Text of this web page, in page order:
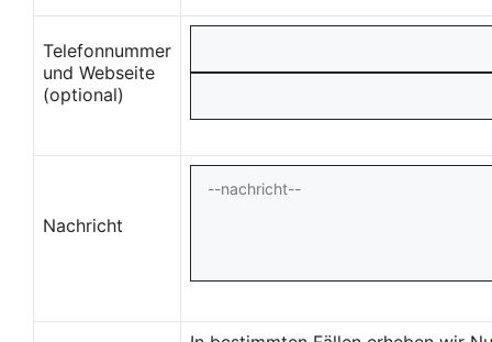
Telefonnummer
und Webseite
(optional)
Nachricht